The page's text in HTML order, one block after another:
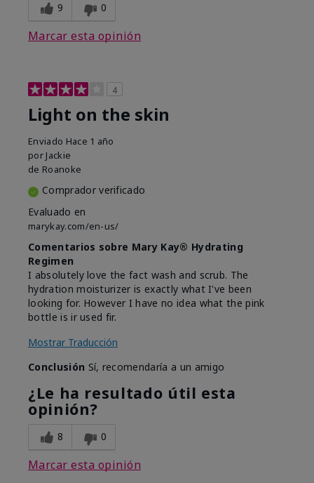
9 0
Marcar esta opinión
4
Light on the skin
Enviado Hace 1 año
por Jackie
de Roanoke
Comprador verificado
Evaluado en
marykay.com/en-us/
Comentarios sobre Mary Kay® Hydrating
Regimen
I absolutely love the fact wash and scrub. The
hydration moisturizer is exactly what I've been
looking for. However I have no idea what the pink
bottle is ir used fir.
Mostrar Traducción
Conclusión Sí, recomendaría a un amigo
¿Le ha resultado útil esta
opinión?
8 0
Marcar esta opinión